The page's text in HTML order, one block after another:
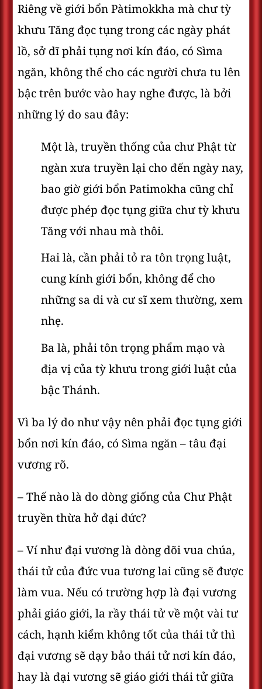
Riêng về giới bổn Pàtimokkha mà chư tỳ
khưu Tăng đọc tụng trong các ngày phát
lồ, sở dĩ phải tụng nơi kín đáo, có Sìma
ngăn, không thể cho các người chưa tu lên
bậc trên bước vào hay nghe được, là bởi
những lý do sau đây:
Một là, truyền thống của chư Phật từ
ngàn xưa truyền lại cho đến ngày nay,
bao giờ giới bổn Patimokha cũng chỉ
được phép đọc tụng giữa chư tỳ khưu
Tăng với nhau mà thôi.
Hai là, cần phải tỏ ra tôn trọng luật,
cung kính giới bổn, không để cho
những sa di và cư sĩ xem thường, xem
nhẹ.
Ba là, phải tôn trọng phẩm mạo và
địa vị của tỳ khưu trong giới luật của
bậc Thánh.
Vì ba lý do như vậy nên phải đọc tụng giới
bổn nơi kín đáo, có Sìma ngăn – tâu đại
vương rõ.
– Thế nào là do dòng giống của Chư Phật
truyền thừa hở đại đức?
– Ví như đại vương là dòng dõi vua chúa,
thái tử của đức vua tương lai cũng sẽ được
làm vua. Nếu có trường hợp là đại vương
phải giáo giới, la rầy thái tử về một vài tư
cách, hạnh kiểm không tốt của thái tử thì
đại vương sẽ dạy bảo thái tử nơi kín đáo,
hay là đại vương sẽ giáo giới thái tử giữa